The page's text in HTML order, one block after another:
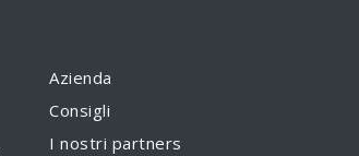
Azienda
Consigli
I nostri partners